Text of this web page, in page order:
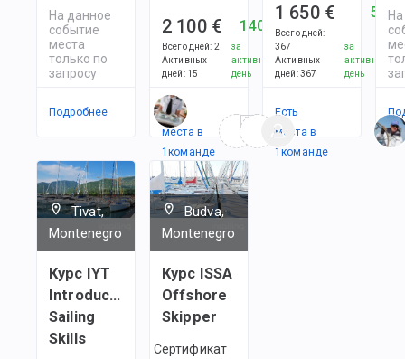
На данное
событие
места
только по
запросу
Подробнее
2 100 €
Всего дней: 2
Активных
дней: 15
140 €
за
активный
день
Есть
места в
1командe
1 650 €
Всего дней:
367
Активных
дней:367
5 €
за
активный
день
Есть
места в
1командe
Tivat,
Montenegro
Курс IYT
Introductory
Sailing
Skills
Budva,
Montenegro
Курс ISSA
Offshore
Skipper
Сертификат